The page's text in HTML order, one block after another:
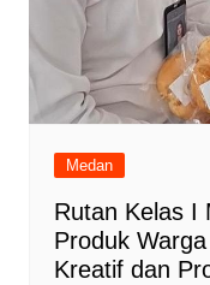
Medan
Rutan Kelas I
Produk
Kreatif dan